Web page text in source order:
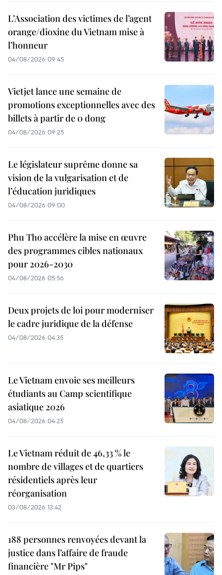
L’Association des victimes de l’agent
orange/dioxine du Vietnam mise à
l’honneur
04/08/2026 09:45
Vietjet lance une semaine de
promotions exceptionnelles avec des
billets à partir de 0 dong
04/08/2026 09:25
Le législateur suprême donne sa
vision de la vulgarisation et de
l’éducation juridiques
04/08/2026 09:00
Phu Tho accélère la mise en œuvre
des programmes cibles nationaux
pour 2026-2030
04/08/2026 05:56
Deux projets de loi pour moderniser
le cadre juridique de la défense
04/08/2026 04:35
Le Vietnam envoie ses meilleurs
étudiants au Camp scientifique
asiatique 2026
04/08/2026 04:25
Le Vietnam réduit de 46,33 % le
nombre de villages et de quartiers
résidentiels après leur
réorganisation
03/08/2026 13:42
188 personnes renvoyées devant la
justice dans l’affaire de fraude
financière "Mr Pips"